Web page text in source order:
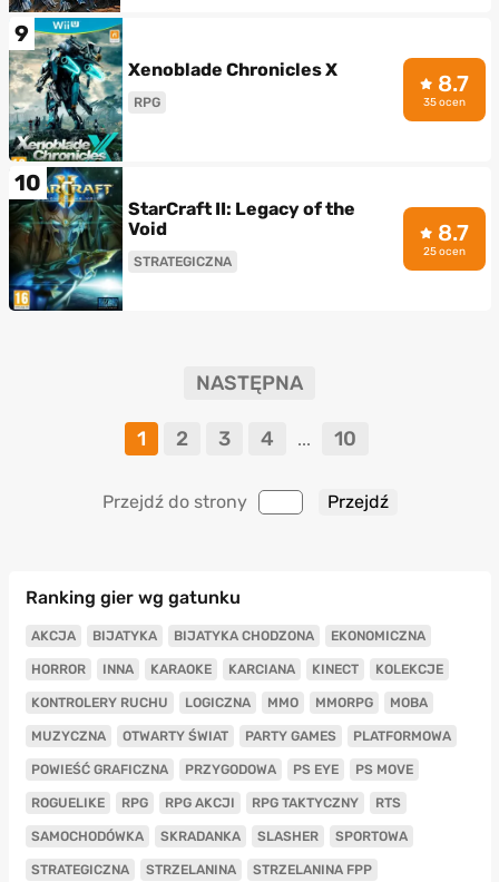
9
Xenoblade Chronicles X
RPG
8.7
35 ocen
10
StarCraft II: Legacy of the
Void
STRATEGICZNA
8.7
25 ocen
NASTĘPNA
1 2 3 4 ... 10
Przejdź do strony
Ranking gier wg gatunku
AKCJA BIJATYKA BIJATYKA CHODZONA EKONOMICZNA
HORROR INNA KARAOKE KARCIANA KINECT KOLEKCJE
KONTROLERY RUCHU LOGICZNA MMO MMORPG MOBA
MUZYCZNA OTWARTY ŚWIAT PARTY GAMES PLATFORMOWA
POWIEŚĆ GRAFICZNA PRZYGODOWA PS EYE PS MOVE
ROGUELIKE RPG RPG AKCJI RPG TAKTYCZNY RTS
SAMOCHODÓWKA SKRADANKA SLASHER SPORTOWA
STRATEGICZNA STRZELANINA STRZELANINA FPP